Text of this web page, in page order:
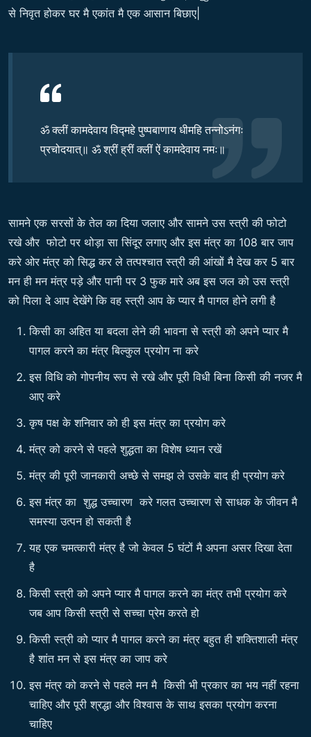
से निवृत होकर घर मै एकांत मै एक आसान बिछाए|
ॐ क्लीं कामदेवाय विद्महे पुष्पबाणाय धीमहि तन्नोऽनंगः
प्रचोदयात्॥ ॐ श्रीं ह्रीं क्लीं ऐं कामदेवाय नमः॥
सामने एक सरसों के तेल का दिया जलाए और सामने उस स्त्री की फोटो
रखे और फोटो पर थोड़ा सा सिंदूर लगाए और इस मंत्र का 108 बार जाप
करे ओर मंत्र को सिद्ध कर ले तत्पश्चात स्त्री की आंखों मै देख कर 5 बार
मन ही मन मंत्र पड़े और पानी पर 3 फुक मारे अब इस जल को उस स्त्री
को पिला दे आप देखेंगे कि वह स्त्री आप के प्यार मै पागल होने लगी है
किसी का अहित या बदला लेने की भावना से स्त्री को अपने प्यार मै
पागल करने का मंत्र बिल्कुल प्रयोग ना करे
इस विधि को गोपनीय रूप से रखे और पूरी विधी बिना किसी की नजर मै
आए करे
कृष पक्ष के शनिवार को ही इस मंत्र का प्रयोग करे
मंत्र को करने से पहले शुद्धता का विशेष ध्यान रखें
मंत्र की पूरी जानकारी अच्छे से समझ ले उसके बाद ही प्रयोग करे
इस मंत्र का शुद्ध उच्चारण करे गलत उच्चारण से साधक के जीवन मै
समस्या उत्पन हो सकती है
यह एक चमत्कारी मंत्र है जो केवल 5 घंटों मै अपना असर दिखा देता
है
किसी स्त्री को अपने प्यार मै पागल करने का मंत्र तभी प्रयोग करे
जब आप किसी स्त्री से सच्चा प्रेम करते हो
किसी स्त्री को प्यार मै पागल करने का मंत्र बहुत ही शक्तिशाली मंत्र
है शांत मन से इस मंत्र का जाप करे
इस मंत्र को करने से पहले मन मै किसी भी प्रकार का भय नहीं रहना
चाहिए और पूरी श्रद्धा और विश्वास के साथ इसका प्रयोग करना
चाहिए